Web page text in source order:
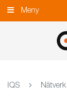
Gå
till
Meny
IQS